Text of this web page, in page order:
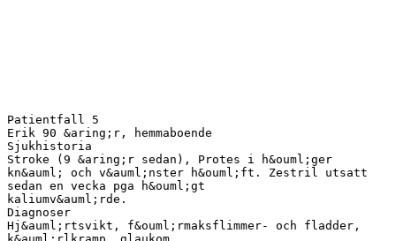
Patientfall 5
Erik 90 &aring;r, hemmaboende
Sjukhistoria
Stroke (9 &aring;r sedan), Protes i h&ouml;ger
kn&auml; och v&auml;nster h&ouml;ft. Zestril utsatt
sedan en vecka pga h&ouml;gt
kaliumv&auml;rde.
Diagnoser
Hj&auml;rtsvikt, f&ouml;rmaksflimmer- och fladder,